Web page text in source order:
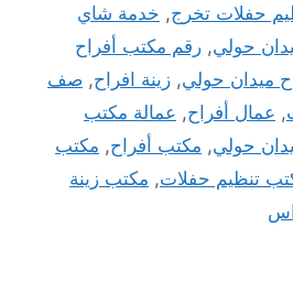
حفلات تخرج, خدمة شاي
حولي, رقم مكتب أفراح
ميدان حولي, زينة افراح, صف
, عمال أفراح, عمالة مكتب
حولي, مكتب أفراح, مكتب
تنظيم حفلات, مكتب زينة